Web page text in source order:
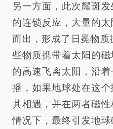
另一方面，此次耀斑
的连锁反应，大量的
而出，形成了日冕物
些物质携带着太阳的
的高速飞离太阳，沿
播，如果地球处在这
其相遇，并在两者磁
情况下，最终引发地